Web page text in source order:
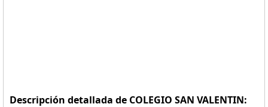
Descripción detallada de COLEGIO SAN VALENTIN: